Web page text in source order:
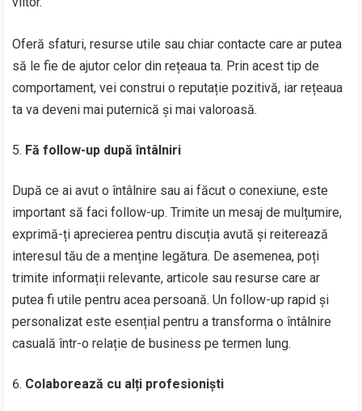
Oferă sfaturi, resurse utile sau chiar contacte care ar putea
să le fie de ajutor celor din rețeaua ta. Prin acest tip de
comportament, vei construi o reputație pozitivă, iar rețeaua
ta va deveni mai puternică și mai valoroasă.
Fă follow-up după întâlniri
După ce ai avut o întâlnire sau ai făcut o conexiune, este
important să faci follow-up. Trimite un mesaj de mulțumire,
exprimă-ți aprecierea pentru discuția avută și reiterează
interesul tău de a menține legătura. De asemenea, poți
trimite informații relevante, articole sau resurse care ar
putea fi utile pentru acea persoană. Un follow-up rapid și
personalizat este esențial pentru a transforma o întâlnire
casuală într-o relație de business pe termen lung.
Colaborează cu alți profesioniști